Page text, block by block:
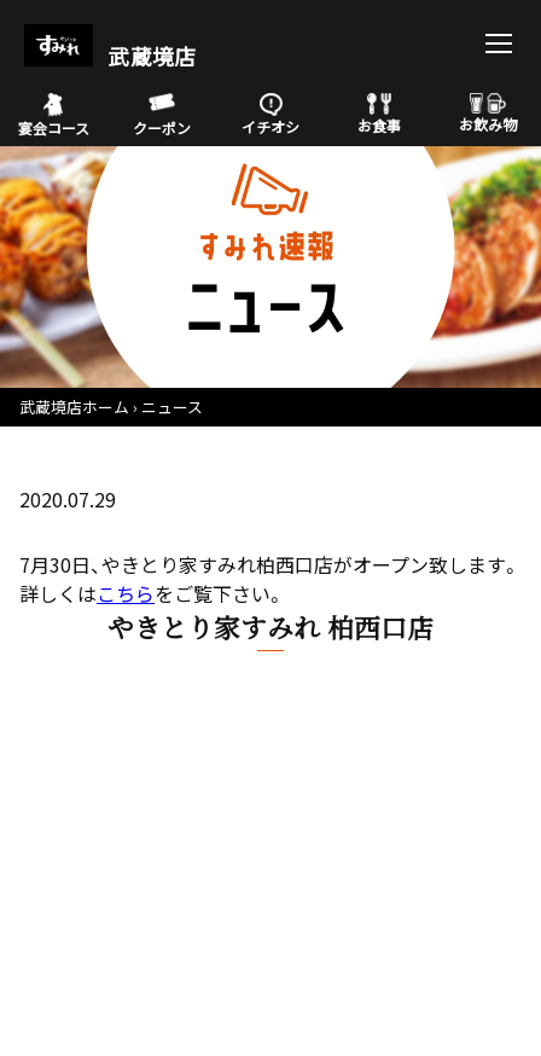
武蔵境店
宴会コース クーポン イチオシ お食事 お飲み物
武蔵境店ホーム ニュース
2020.07.29
7月30日、やきとり家すみれ柏西口店がオープン致します。
詳しくはこちらをご覧下さい。
やきとり家すみれ 柏西口店